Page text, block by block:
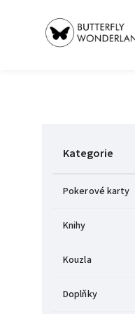
Kategorie
Pokerové karty
Knihy
Kouzla
Doplňky